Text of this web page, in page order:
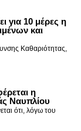
για 10 μέρες η
και
Καθαριότητας,
η
Ναυπλίου
ότι, λόγω του